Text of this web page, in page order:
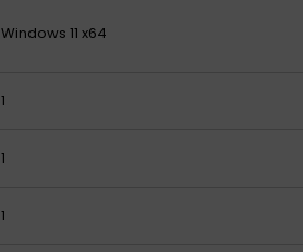
Windows 11 x64
1
1
1